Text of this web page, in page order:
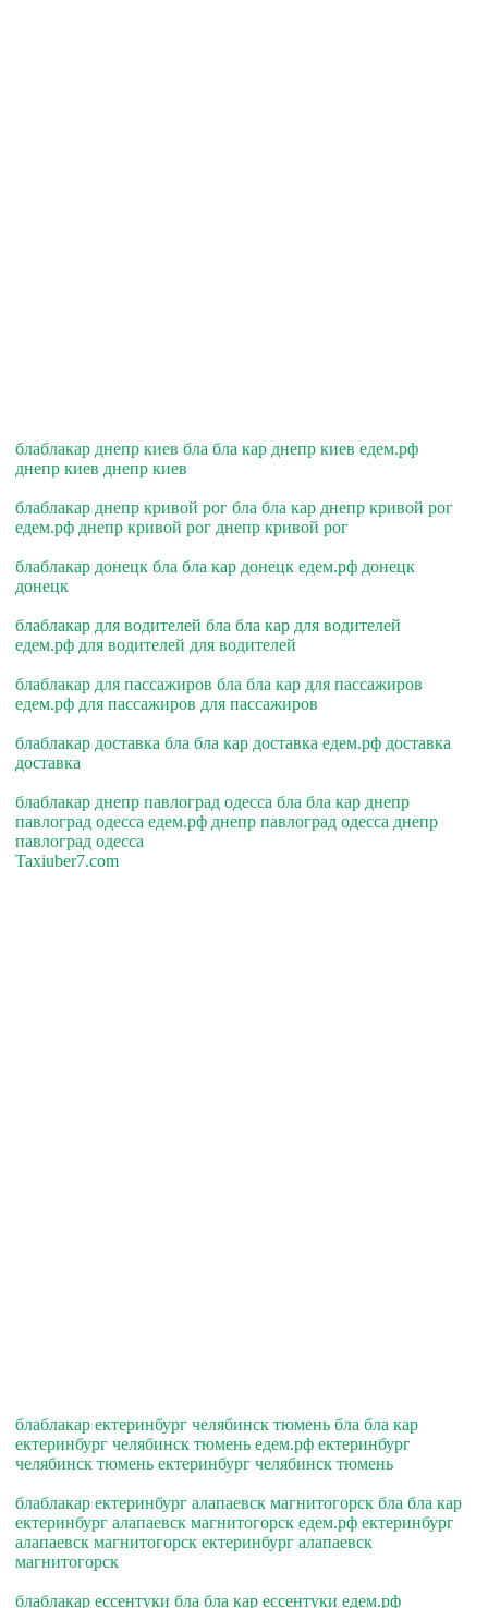
блаблакар днепр киев бла бла кар днепр киев едем.рф
днепр киев днепр киев
блаблакар днепр кривой рог бла бла кар днепр кривой рог
едем.рф днепр кривой рог днепр кривой рог
блаблакар донецк бла бла кар донецк едем.рф донецк
донецк
блаблакар для водителей бла бла кар для водителей
едем.рф для водителей для водителей
блаблакар для пассажиров бла бла кар для пассажиров
едем.рф для пассажиров для пассажиров
блаблакар доставка бла бла кар доставка едем.рф доставка
доставка
блаблакар днепр павлоград одесса бла бла кар днепр
павлоград одесса едем.рф днепр павлоград одесса днепр
павлоград одесса
Taxiuber7.com
блаблакар ектеринбург челябинск тюмень бла бла кар
ектеринбург челябинск тюмень едем.рф ектеринбург
челябинск тюмень ектеринбург челябинск тюмень
блаблакар ектеринбург алапаевск магнитогорск бла бла кар
ектеринбург алапаевск магнитогорск едем.рф ектеринбург
алапаевск магнитогорск ектеринбург алапаевск
магнитогорск
блаблакар ессентуки бла бла кар ессентуки едем.рф